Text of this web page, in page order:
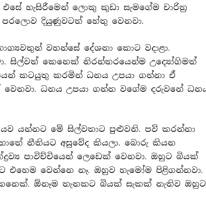
හැසිරීමෙන් ලොකු කුඩා සැමගේම චාරිත්‍ර
දියුණුවටත් හේතු වෙනවා.
වහන්සේ දේශනා කොට වදාළා.
සිල්වත් කෙනෙක් නිරන්තරයෙන්ම උද්‍යෝගිමත්
කටයුතු කරමින් ධනය උපයා ගන්නා ඒ
ධනය උපයා ගන්න වගේම දරුවනේ
යන්නට මේ සිල්වතාට පුළුවනි. පව් කරන්නා
නීතියට අසුවේද කියලා. බොරු කියන
පාවිච්චියෙන් ලෙඩෙක් වෙනවා. ඔහුට බියක්
එහෙම වෙන්නෙ නෑ. ඔහුව හැමෝම පිළිගන්නවා.
ඕනෑම තැනකට බියක් සැකක් නැතිව ඔහුට